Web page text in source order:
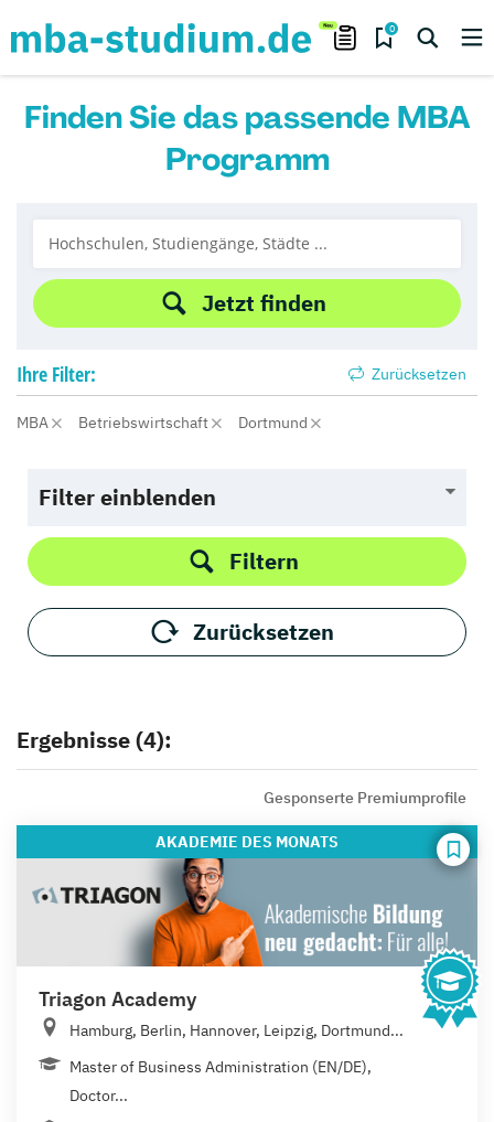
0
Finden Sie das passende MBA
Programm
Jetzt finden
Ihre Filter: Zurücksetzen
MBA Betriebswirtschaft Dortmund
Filter einblenden
Filtern
Zurücksetzen
Ergebnisse (4):
Gesponserte Premiumprofile
AKADEMIE DES MONATS
Triagon Academy
Hamburg, Berlin, Hannover, Leipzig, Dortmund...
Master of Business Administration (EN/DE),
Doctor...